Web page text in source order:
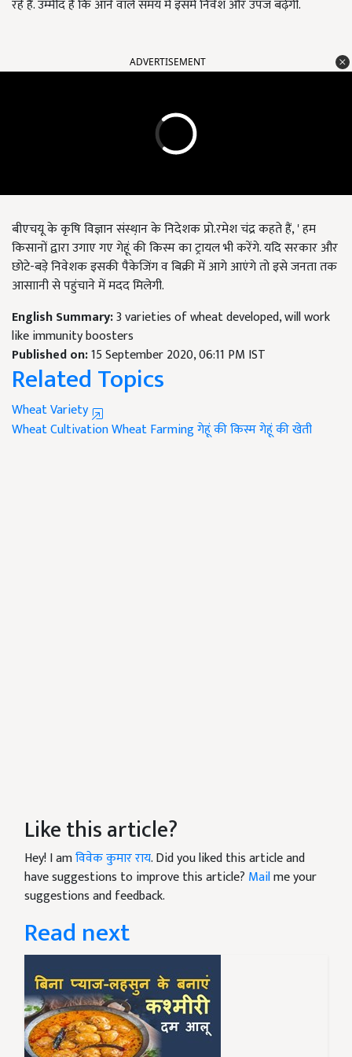
रहे हैं. उम्मीद है कि आने वाले समय में इसमें निवेश और उपज बढ़ेगी.
ADVERTISEMENT
बीएचयू के कृषि विज्ञान संस्था़न के निदेशक प्रो.रमेश चंद्र कहते हैं, ' हम
किसानों द्वारा उगाए गए गेहूं की किस्म का ट्रायल भी करेंगे. यदि सरकार और
छोटे-बड़े निवेशक इसकी पैकेजिंग व बिक्री में आगे आएंगे तो इसे जनता तक
आसाानी से पहुंचाने में मदद मिलेगी.
English Summary:3 varieties of wheat developed, will work
like immunity boosters
Published on:15 September 2020, 06:11 PM IST
Related Topics
Wheat Variety
Wheat CultivationWheat Farmingगेहूं की किस्मगेहूं की खेती
Like this article?
Hey! I amविवेक कुमार राय. Did you liked this article and
have suggestions to improve this article? Mailme your
suggestions and feedback.
Read next